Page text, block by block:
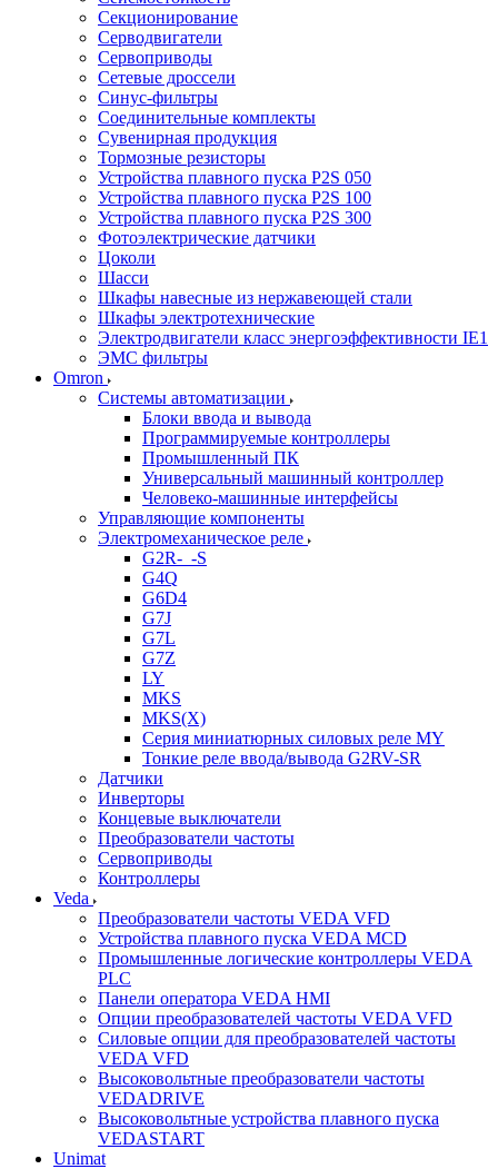
Секционирование
Серводвигатели
Сервоприводы
Сетевые дроссели
Синус-фильтры
Соединительные комплекты
Сувенирная продукция
Тормозные резисторы
Устройства плавного пуска P2S 050
Устройства плавного пуска P2S 100
Устройства плавного пуска P2S 300
Фотоэлектрические датчики
Цоколи
Шасси
Шкафы навесные из нержавеющей стали
Шкафы электротехнические
Электродвигатели класс энергоэффективности IE1
ЭМС фильтры
Omron
Системы автоматизации
Блоки ввода и вывода
Программируемые контроллеры
Промышленный ПК
Универсальный машинный контроллер
Человеко-машинные интерфейсы
Управляющие компоненты
Электромеханическое реле
G2R-_-S
G4Q
G6D4
G7J
G7L
G7Z
LY
MKS
MKS(X)
Серия миниатюрных силовых реле MY
Тонкие реле ввода/вывода G2RV-SR
Датчики
Инверторы
Концевые выключатели
Преобразователи частоты
Сервоприводы
Контроллеры
Veda
Преобразователи частоты VEDA VFD
Устройства плавного пуска VEDA MCD
Промышленные логические контроллеры VEDA
PLC
Панели оператора VEDA HMI
Опции преобразователей частоты VEDA VFD
Силовые опции для преобразователей частоты
VEDA VFD
Высоковольтные преобразователи частоты
VEDADRIVE
Высоковольтные устройства плавного пуска
VEDASTART
Unimat